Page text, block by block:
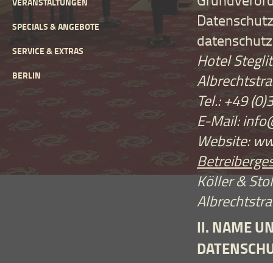
SPECIALS & ANGEBOTE
SERVICE & EXTRAS
BERLIN
Hotel
Tel.: +49
E-Mail:
Website:
Köller &
II. NAME